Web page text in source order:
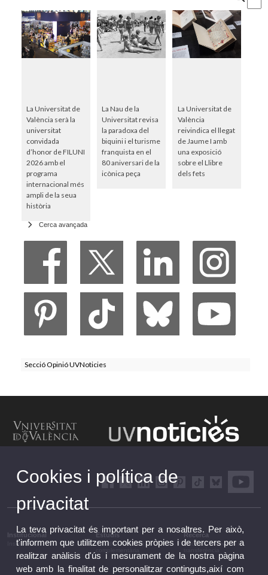
La Universitat de
València serà la
universitat
convidada
d’honor de FILUNI
2026 amb el
programa
internacional més
ampli de la seua
història
La Nau de la
Universitat revisa
la paradoxa del
biquini i el turisme
franquista en el
80 aniversari de la
icònica peça
La Universitat de
València
reivindica el llegat
de Jaume I amb
una exposició
sobre el Llibre
dels fets
Cerca avançada
Secció Opinió UVNoticies
Institucional
Institucional
Estudis
Estudis i formació
Recerca
Recerca, innovació i
Cookies i política de
privacitat
La teva privacitat és important per a nosaltres. Per això,
t'informem que utilitzem cookies pròpies i de tercers per a
realitzar anàlisis d'ús i mesurament de la nostra pàgina
web amb la finalitat de personalitzar continguts,així com